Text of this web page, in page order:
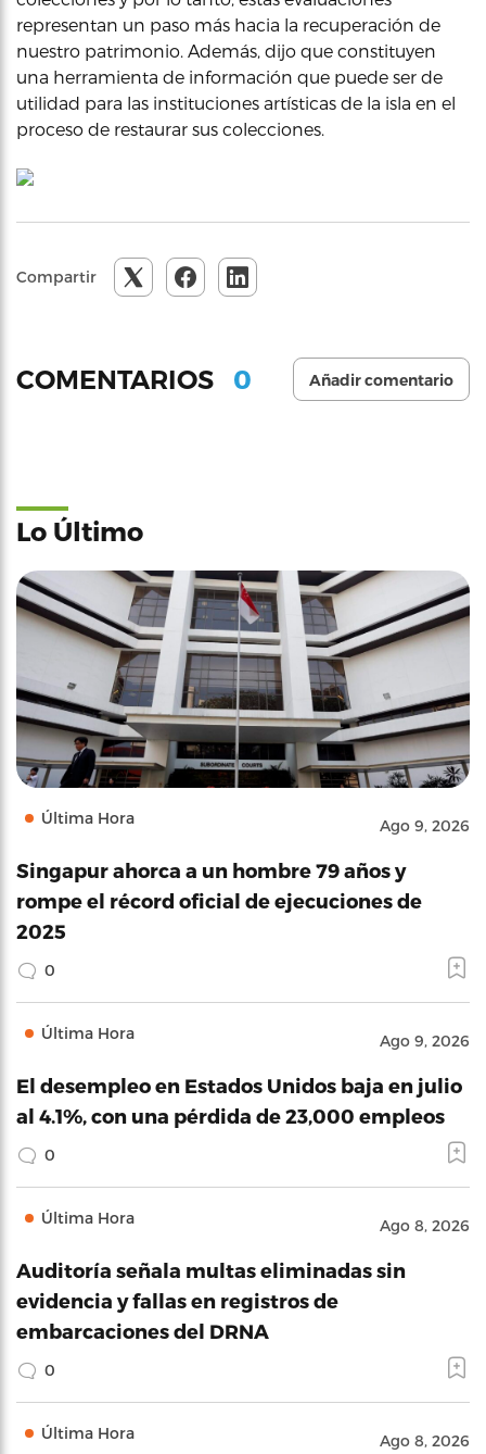
representan un paso más hacia la recuperación de
nuestro patrimonio. Además, dijo que constituyen
una herramienta de información que puede ser de
utilidad para las instituciones artísticas de la isla en el
proceso de restaurar sus colecciones.
Compartir
COMENTARIOS 0 Añadir comentario
Lo Último
Última Hora Ago 9, 2026
Singapur ahorca a un hombre 79 años y
rompe el récord oficial de ejecuciones de
2025
0
Última Hora Ago 9, 2026
El desempleo en Estados Unidos baja en julio
al 4.1%, con una pérdida de 23,000 empleos
0
Última Hora Ago 8, 2026
Auditoría señala multas eliminadas sin
evidencia y fallas en registros de
embarcaciones del DRNA
0
Última Hora Ago 8, 2026